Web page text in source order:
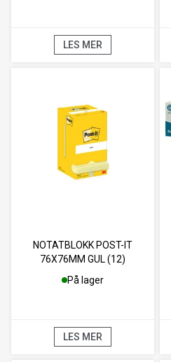
LES MER
NOTATBLOKK POST-IT
76X76MM GUL (12)
På lager
LES MER